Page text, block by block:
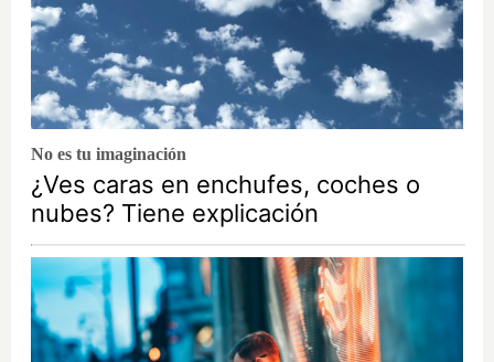
No es tu imaginación
¿Ves caras en enchufes, coches o
nubes? Tiene explicación